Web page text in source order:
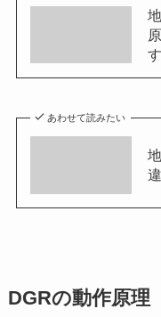
あわせて読みたい
DGRの動作原理